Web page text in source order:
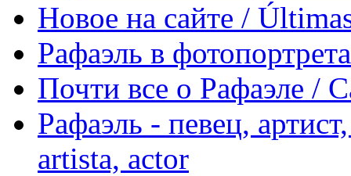
Новое на сайте /
Рафаэль в
Почти все о Рафаэле /
Рафаэль - певец,
artista, actor